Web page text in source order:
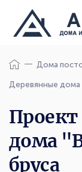
Дома
Деревянные дома
дома
бруса